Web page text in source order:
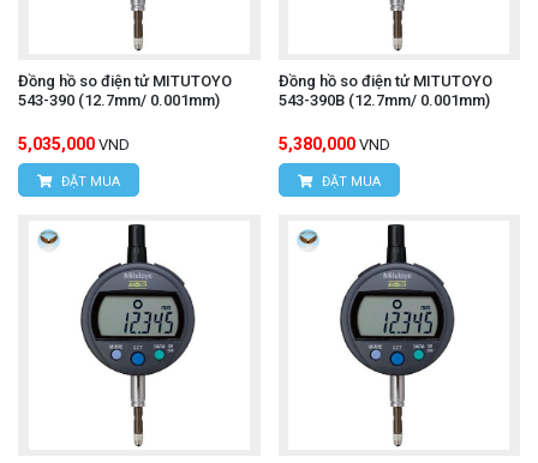
Đồng hồ so điện tử MITUTOYO
543-390 (12.7mm/ 0.001mm)
5,035,000 VND
ĐẶT MUA
Đồng hồ so điện tử MITUTOYO
543-390B (12.7mm/ 0.001mm)
5,380,000 VND
ĐẶT MUA